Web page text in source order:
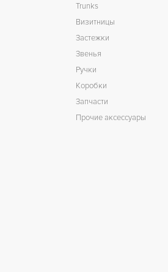
Trunks
Визитницы
Застежки
Звенья
Ручки
Коробки
Запчасти
Прочие аксессуары